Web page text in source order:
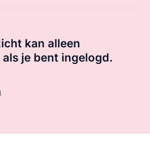
kan alleen
je bent ingelogd.